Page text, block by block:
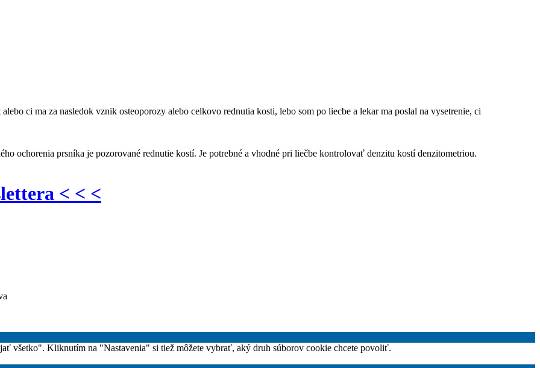
ci ma za nasledok vznik osteoporozy alebo celkovo rednutia kosti, lebo som po liecbe a lekar ma poslal na vysetrenie, ci
ochorenia prsníka je pozorované rednutie kostí. Je potrebné a vhodné pri liečbe kontrolovať denzitu kostí denzitometriou.
< < <
všetko". Kliknutím na "Nastavenia" si tiež môžete vybrať, aký druh súborov cookie chcete povoliť.